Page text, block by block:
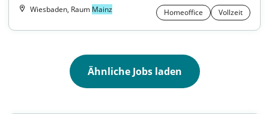
Wiesbaden, Raum Mainz Homeoffice Vollzeit
Ähnliche Jobs laden